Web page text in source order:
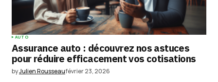
AUTO
Assurance auto : découvrez nos astuces
pour réduire efficacement vos cotisations
byJulien Rousseaufévrier 23, 2026